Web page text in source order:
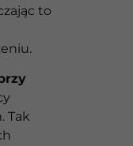
to
Tak